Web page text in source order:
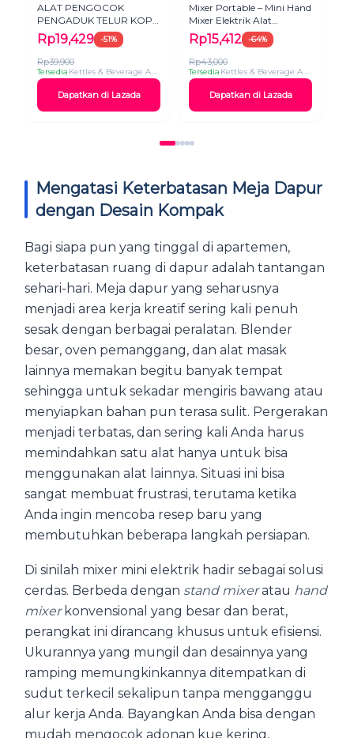
ALAT PENGOCOK
PENGADUK TELUR KOPI
SIRUP ELEKTRIK HAND
MIXER PORTABLE MINI
DALGONA IMPORT
MURAH ORI
Rp19,429 -51%
Rp39,900
Tersedia Kettles & Beverage Appliances
Dapatkan di Lazada
Mixer Portable – Mini Hand
Mixer Elektrik Alat
Pengaduk Kopi Dalgonal
Pengocok Telur dan Krim
viral
Rp15,412 -64%
Rp43,000
Tersedia Kettles & Beverage Appliances
Dapatkan di Lazada
Mengatasi Keterbatasan Meja Dapur
dengan Desain Kompak
Bagi siapa pun yang tinggal di apartemen,
keterbatasan ruang di dapur adalah tantangan
sehari-hari. Meja dapur yang seharusnya
menjadi area kerja kreatif sering kali penuh
sesak dengan berbagai peralatan. Blender
besar, oven pemanggang, dan alat masak
lainnya memakan begitu banyak tempat
sehingga untuk sekadar mengiris bawang atau
menyiapkan bahan pun terasa sulit. Pergerakan
menjadi terbatas, dan sering kali Anda harus
memindahkan satu alat hanya untuk bisa
menggunakan alat lainnya. Situasi ini bisa
sangat membuat frustrasi, terutama ketika
Anda ingin mencoba resep baru yang
membutuhkan beberapa langkah persiapan.
Di sinilah mixer mini elektrik hadir sebagai solusi
cerdas. Berbeda dengan stand mixeratau hand
mixerkonvensional yang besar dan berat,
perangkat ini dirancang khusus untuk efisiensi.
Ukurannya yang mungil dan desainnya yang
ramping memungkinkannya ditempatkan di
sudut terkecil sekalipun tanpa mengganggu
alur kerja Anda. Bayangkan Anda bisa dengan
mudah mengocok adonan kue kering,